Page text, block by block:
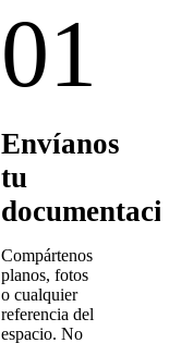
01
Envíanos
tu
Compártenos
planos, fotos
o cualquier
referencia del
espacio. No